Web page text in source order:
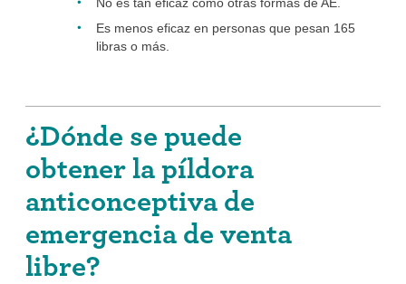
Es menos eficaz en personas que pesan 165
libras o más.
¿Dónde se puede
obtener la píldora
anticonceptiva de
emergencia de venta
libre?